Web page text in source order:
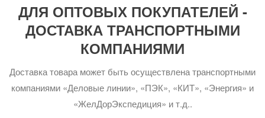
ДЛЯ ОПТОВЫХ ПОКУПАТЕЛЕЙ -
ДОСТАВКА ТРАНСПОРТНЫМИ
КОМПАНИЯМИ
Доставка товара может быть осуществлена транспортными
компаниями «Деловые линии», «ПЭК», «КИТ», «Энергия» и
«ЖелДорЭкспедиция» и т.д..